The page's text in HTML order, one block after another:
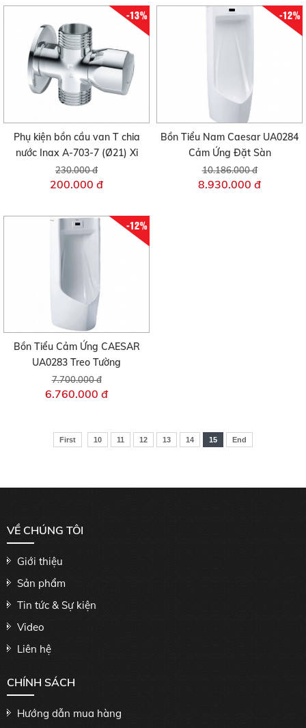
-13%
Phụ kiện bồn cầu van T chia
nước Inax A-703-7 (Ø21) Xi
230.000 đ
200.000 đ
-12%
Bồn Tiểu Nam Caesar UA0284
Cảm Ứng Đặt Sàn
10.186.000 đ
8.930.000 đ
-12%
Bồn Tiểu Cảm Ứng CAESAR
UA0283 Treo Tường
7.700.000 đ
6.760.000 đ
First 10 11 12 13 14 15 End
VỀ CHÚNG TÔI
Giới thiệu
Sản phẩm
Tin tức & Sự kiện
Video
Liên hệ
CHÍNH SÁCH
Hướng dẫn mua hàng